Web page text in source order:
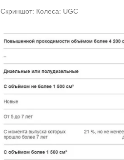
Скриншот: Колеса: UGC